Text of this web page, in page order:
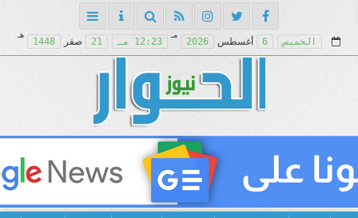
الخميس 6 أغسطس 2026
مـ
12:23 مـ 21 صفر 1448
هـ